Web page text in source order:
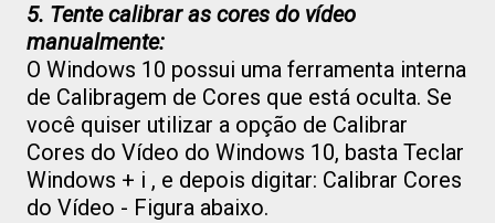
5. Tente calibrar as cores do vídeo
manualmente:
O Windows 10 possui uma ferramenta interna
de Calibragem de Cores que está oculta. Se
você quiser utilizar a opção de Calibrar
Cores do Vídeo do Windows 10, basta Teclar
Windows + i , e depois digitar: Calibrar Cores
do Vídeo - Figura abaixo.